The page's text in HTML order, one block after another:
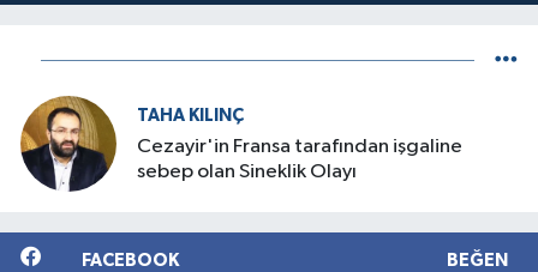
TAHA KILINÇ
Cezayir'in Fransa tarafından işgaline
sebep olan Sineklik Olayı
FACEBOOK BEĞEN